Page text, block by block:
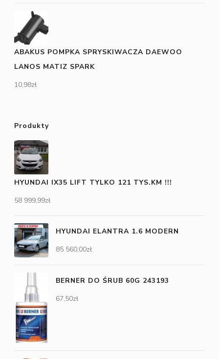
ABAKUS POMPKA SPRYSKIWACZA DAEWOO
LANOS MATIZ SPARK
10,98zł
Produkty
HYUNDAI IX35 LIFT TYLKO 121 TYS.KM !!!
58 999,99zł
HYUNDAI ELANTRA 1.6 MODERN
85 560,00zł
BERNER DO ŚRUB 60G 243193
67,50zł